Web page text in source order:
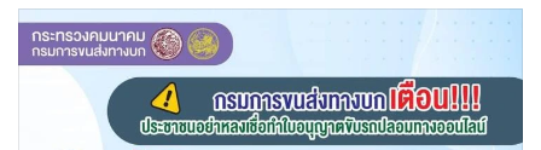
• Green Innovation & SD
• Management & HR
MGR Live
Infographic